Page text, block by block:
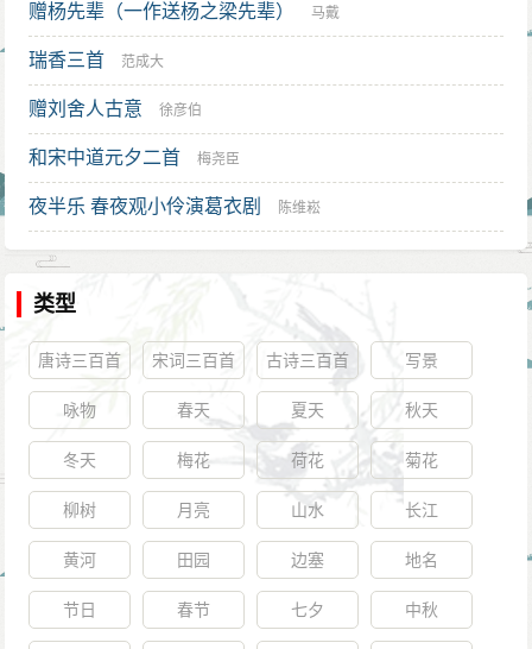
赠杨先辈（一作送杨之梁先辈） 马戴
瑞香三首 范成大
赠刘舍人古意 徐彦伯
和宋中道元夕二首 梅尧臣
夜半乐 春夜观小伶演葛衣剧 陈维崧
类型
唐诗三百首 宋词三百首 古诗三百首 写景
咏物 春天 夏天 秋天
冬天 梅花 荷花 菊花
柳树 月亮 山水 长江
黄河 田园 边塞 地名
节日 春节 七夕 中秋